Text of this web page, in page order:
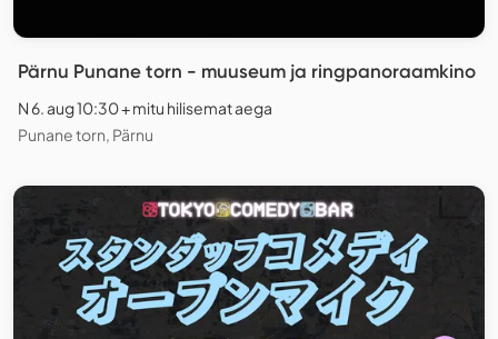
Pärnu Punane torn - muuseum ja ringpanoraamkino
N 6. aug 10:30 + mitu hilisemat aega
Punane torn, Pärnu